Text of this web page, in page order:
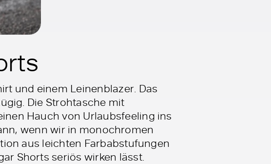
und einem Leinenblazer. Das
Die Strohtasche mit
Hauch von Urlaubsfeeling ins
wenn wir in monochromen
aus leichten Farbabstufungen
Shorts seriös wirken lässt.